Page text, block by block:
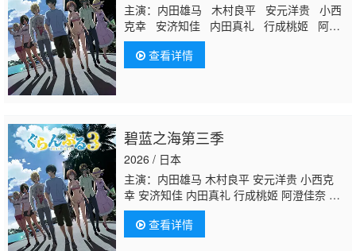
主演：内田雄马 木村良平 安元洋贵 小西
克幸 安济知佳 内田真礼 行成桃姬 阿澄
佳奈 山根绮 江口拓也 榎木淳弥 花江夏
树 罗伯特·沃特曼 福山润 诸星堇 青山吉
能 川田绅司水树奈奈
查看详情
碧蓝之海第三季
2026 / 日本
主演：内田雄马 木村良平 安元洋贵 小西克
幸 安济知佳 内田真礼 行成桃姬 阿澄佳奈 山
根绮 江口拓也 榎木淳弥 花江夏树 罗伯特·沃
特曼 福山润 诸星堇 青山吉能 川田绅司
奈奈市道真央 大原沙耶香 濑户麻沙美 洲崎绫
查看详情